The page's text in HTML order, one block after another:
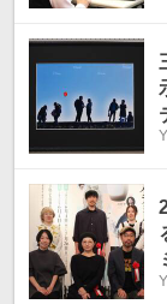
示 春陽ク